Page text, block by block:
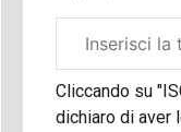
aziendale
Cliccando su
dichiaro di aver